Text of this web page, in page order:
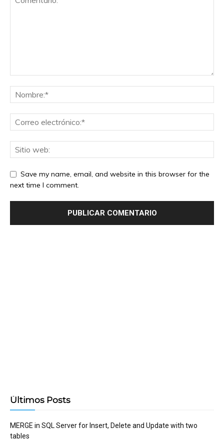
Save my name, email, and website in this browser for the
next time I comment.
Últimos Posts
MERGE in SQL Server for Insert, Delete and Update with two
tables